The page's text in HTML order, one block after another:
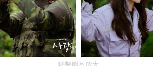
點擊圖片放大